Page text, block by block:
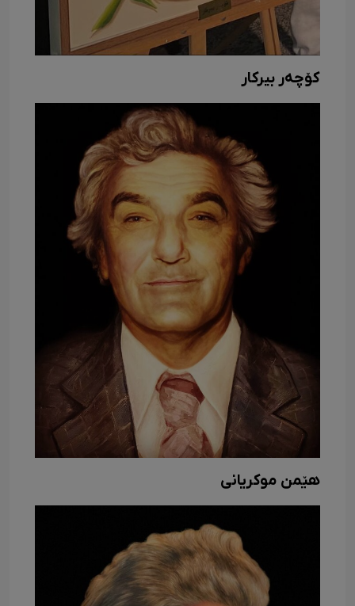
کۆچەر بیرکار
هێمن موکریانی